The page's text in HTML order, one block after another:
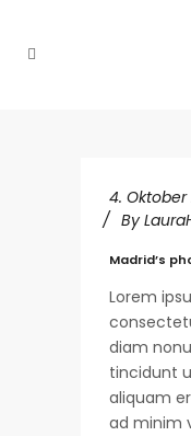
4. Oktober
By
Madrid’s
Lorem
diam
tincidunt
aliquam
ad minim